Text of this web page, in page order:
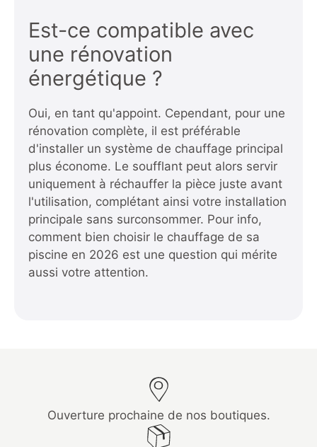
Est-ce compatible avec
une rénovation
énergétique ?
Oui, en tant qu'appoint. Cependant, pour une
rénovation complète, il est préférable
d'installer un système de chauffage principal
plus économe. Le soufflant peut alors servir
uniquement à réchauffer la pièce juste avant
l'utilisation, complétant ainsi votre installation
principale sans surconsommer. Pour info,
comment bien choisir le chauffage de sa
piscine en 2026 est une question qui mérite
aussi votre attention.
Ouverture prochaine de nos boutiques.